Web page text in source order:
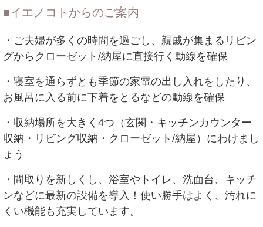
イエノコトからのご案内
・ご夫婦が多くの時間を過ごし、親戚が集まるリビン
グからクローゼット/納屋に直接行く動線を確保
・寝室を通らずとも季節の家電の出し入れをしたり、
お風呂に入る前に下着をとるなどの動線を確保
・収納場所を大きく4つ（玄関・キッチンカウンター
収納・リビング収納・クローゼット/納屋）にわけまし
ょう
・間取りを新しくし、浴室やトイレ、洗面台、キッチ
ンなどに最新の設備を導入！使い勝手はよく、汚れに
くい機能も充実しています。